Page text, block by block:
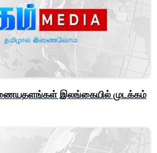
இலங்கையில் முடக்கம்